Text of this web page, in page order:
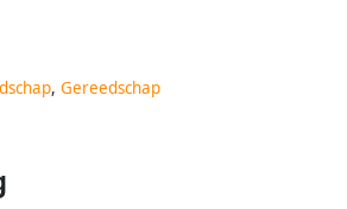
, Gereedschap